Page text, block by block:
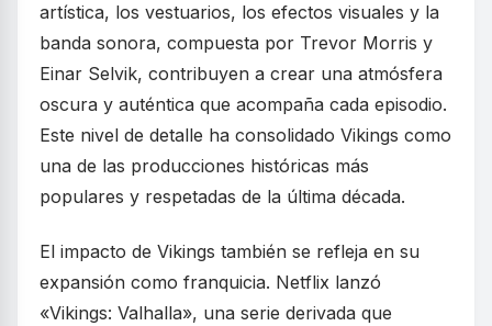
artística, los vestuarios, los efectos visuales y la
banda sonora, compuesta por Trevor Morris y
Einar Selvik, contribuyen a crear una atmósfera
oscura y auténtica que acompaña cada episodio.
Este nivel de detalle ha consolidado Vikings como
una de las producciones históricas más
populares y respetadas de la última década.
El impacto de Vikings también se refleja en su
expansión como franquicia. Netflix lanzó
«Vikings: Valhalla», una serie derivada que